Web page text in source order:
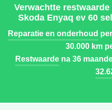
Verwachtte
Skoda Enyaq ev 60
Reparatie en onderhoud
30.000 km
Restwaardena 36